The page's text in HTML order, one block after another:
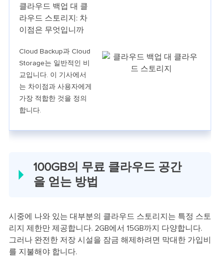
클라우드 백업 대 클
라우드 스토리지: 차
이점은 무엇입니까
Cloud Backup과 Cloud
Storage는 일반적인 비
교입니다. 이 기사에서
는 차이점과 사용자에게
가장 적합한 것을 정의
합니다.
100GB의 무료 클라우드 공간
을 얻는 방법
시중에 나와 있는 대부분의 클라우드 스토리지는 특정 스토
리지 제한만 제공합니다. 2GB에서 15GB까지 다양합니다.
그러나 완전한 저장 시설을 잠금 해제하려면 막대한 가입비
를 지불해야 합니다.